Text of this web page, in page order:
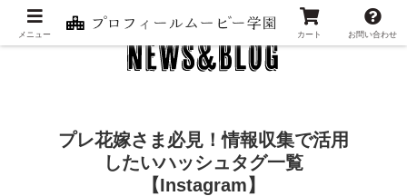
プレ花嫁さま必見！情報収集で活用
したいハッシュタグ一覧
【Instagram】
メニュー カート お問い合わせ